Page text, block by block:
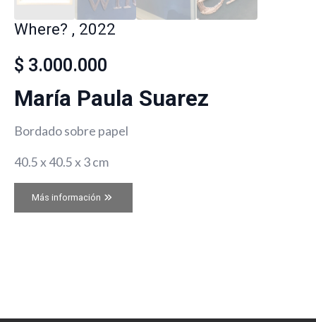
Where? , 2022
$ 3.000.000
María Paula Suarez
Bordado sobre papel
40.5 x 40.5 x 3 cm
Más información